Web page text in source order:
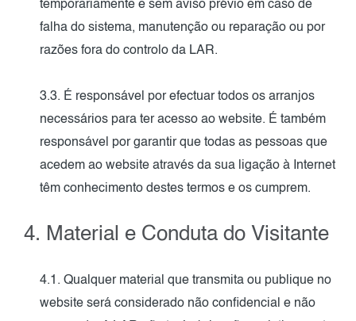
temporariamente e sem aviso prévio em caso de
falha do sistema, manutenção ou reparação ou por
razões fora do controlo da LAR.
3.3. É responsável por efectuar todos os arranjos
necessários para ter acesso ao website. É também
responsável por garantir que todas as pessoas que
acedem ao website através da sua ligação à Internet
têm conhecimento destes termos e os cumprem.
4. Material e Conduta do Visitante
4.1. Qualquer material que transmita ou publique no
website será considerado não confidencial e não